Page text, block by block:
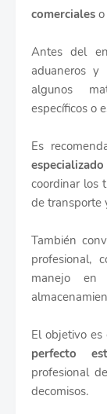
comerciales
Antes del
aduaneros y
algunos
específicos o
Es
coordinar los
de transporte
También
profesional,
manejo en
El objetivo es
perfecto
profesional
decomisos.